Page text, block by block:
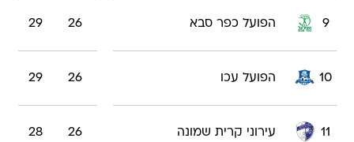
9 הפועל כפר סבא 26
29
10 הפועל עכו 26
29
11 עירוני קרית שמונה 26
28